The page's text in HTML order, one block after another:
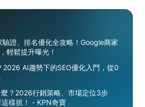
證、排名優化全攻略！Google商家
輕鬆提升曝光！
2026 AI趨勢下的SEO優化入門，從0
？2026行銷策略、市場定位3步
樣抓！ - KPN奇寶